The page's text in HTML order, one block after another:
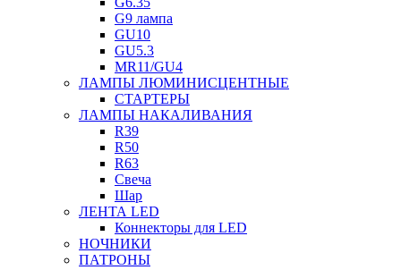
G9 лампа
GU10
GU5.3
MR11/GU4
ЛАМПЫ ЛЮМИНИСЦЕНТНЫЕ
СТАРТЕРЫ
ЛАМПЫ НАКАЛИВАНИЯ
R39
R50
R63
Свеча
Шар
ЛЕНТА LED
Коннекторы для LED
НОЧНИКИ
ПАТРОНЫ